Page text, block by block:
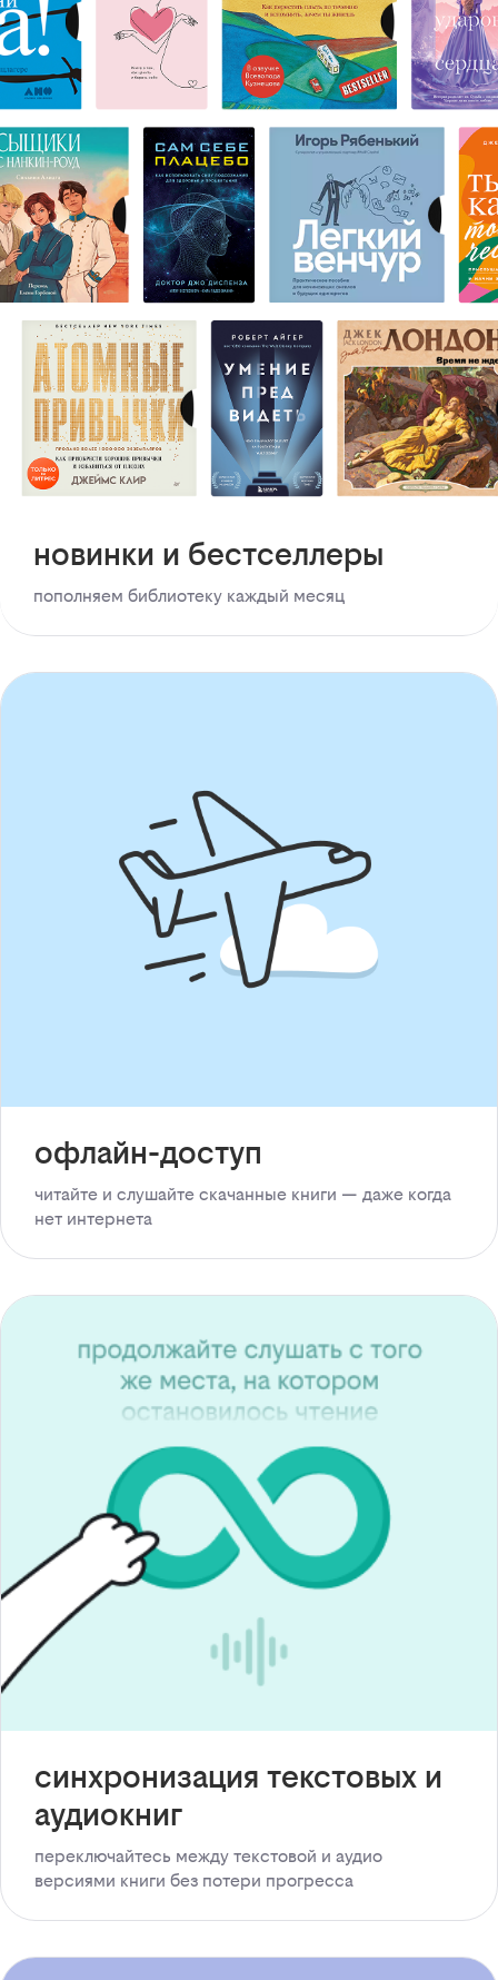
новинки и бестселлеры
пополняем библиотеку каждый месяц
офлайн-доступ
читайте и слушайте скачанные книги — даже когда
нет интернета
синхронизация текстовых и
аудиокниг
переключайтесь между текстовой и аудио
версиями книги без потери прогресса